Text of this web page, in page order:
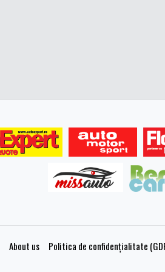
About us Politica de confidențialitate